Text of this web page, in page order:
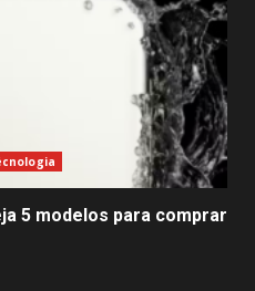
5 modelos para comprar